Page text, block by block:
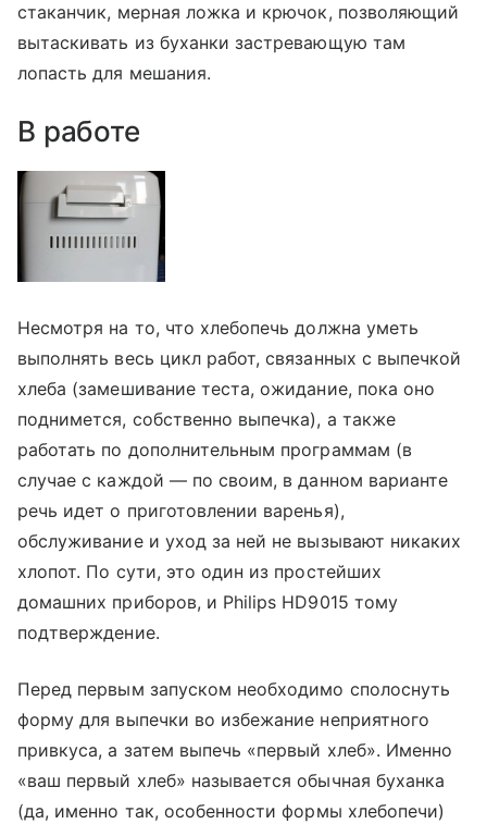
стаканчик, мерная ложка и крючок, позволяющий
вытаскивать из буханки застревающую там
лопасть для мешания.
В работе
Несмотря на то, что хлебопечь должна уметь
выполнять весь цикл работ, связанных с выпечкой
хлеба (замешивание теста, ожидание, пока оно
поднимется, собственно выпечка), а также
работать по дополнительным программам (в
случае с каждой — по своим, в данном варианте
речь идет о приготовлении варенья),
обслуживание и уход за ней не вызывают никаких
хлопот. По сути, это один из простейших
домашних приборов, и Philips HD9015 тому
подтверждение.
Перед первым запуском необходимо сполоснуть
форму для выпечки во избежание неприятного
привкуса, а затем выпечь «первый хлеб». Именно
«ваш первый хлеб» называется обычная буханка
(да, именно так, особенности формы хлебопечи)